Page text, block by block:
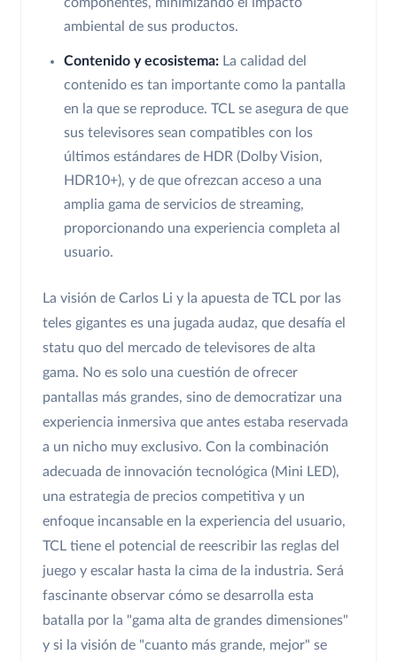
ambiental de sus productos.
Contenido y ecosistema: La calidad del
contenido es tan importante como la pantalla
en la que se reproduce. TCL se asegura de que
sus televisores sean compatibles con los
últimos estándares de HDR (Dolby Vision,
HDR10+), y de que ofrezcan acceso a una
amplia gama de servicios de streaming,
proporcionando una experiencia completa al
usuario.
La visión de Carlos Li y la apuesta de TCL por las
teles gigantes es una jugada audaz, que desafía el
statu quo del mercado de televisores de alta
gama. No es solo una cuestión de ofrecer
pantallas más grandes, sino de democratizar una
experiencia inmersiva que antes estaba reservada
a un nicho muy exclusivo. Con la combinación
adecuada de innovación tecnológica (Mini LED),
una estrategia de precios competitiva y un
enfoque incansable en la experiencia del usuario,
TCL tiene el potencial de reescribir las reglas del
juego y escalar hasta la cima de la industria. Será
fascinante observar cómo se desarrolla esta
batalla por la "gama alta de grandes dimensiones"
y si la visión de "cuanto más grande, mejor" se